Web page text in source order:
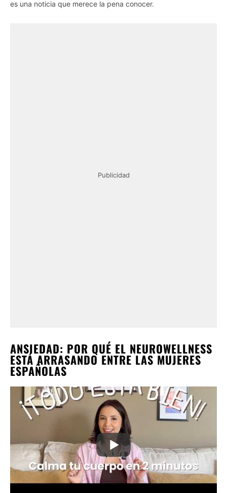
es una noticia que merece la pena conocer.
Publicidad
ANSIEDAD: POR QUÉ EL NEUROWELLNESS
ESTÁ ARRASANDO ENTRE LAS MUJERES
ESPAÑOLAS